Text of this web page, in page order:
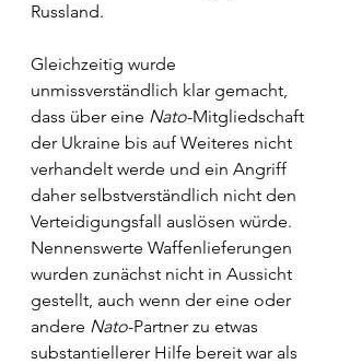
Russland.
Gleichzeitig wurde
unmissverständlich klar gemacht,
dass über eine Nato-Mitgliedschaft
der Ukraine bis auf Weiteres nicht
verhandelt werde und ein Angriff
daher selbstverständlich nicht den
Verteidigungsfall auslösen würde.
Nennenswerte Waffenlieferungen
wurden zunächst nicht in Aussicht
gestellt, auch wenn der eine oder
andere Nato-Partner zu etwas
substantiellerer Hilfe bereit war als